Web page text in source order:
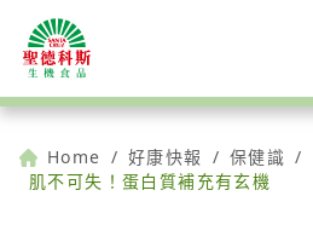
Home / 好康快報 / 保健識 /
肌不可失！蛋白質補充有玄機